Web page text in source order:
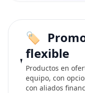
flexible
Productos en
equipo, con
con aliados